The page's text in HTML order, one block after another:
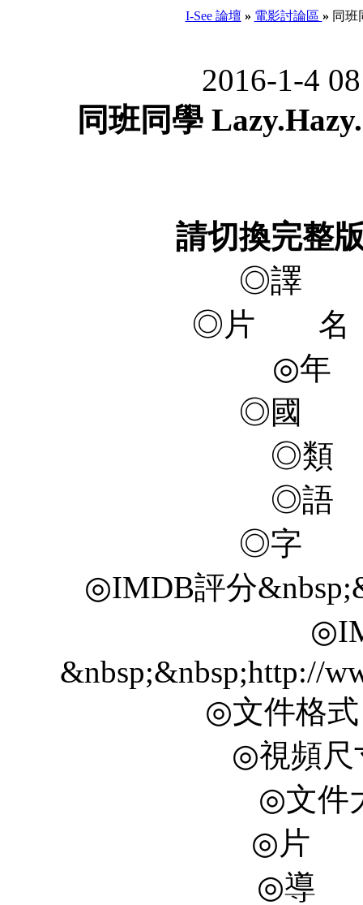
I-See 論壇 » 電影討論區 » 同班
2016-1-4
同班同學
請切換完整
◎譯
◎片 名
◎年
◎國
◎類
◎語
◎字
◎IMDB評分
&nbsp;&nbsp;http://
◎文件格
◎視頻尺
◎文件
◎片
◎導